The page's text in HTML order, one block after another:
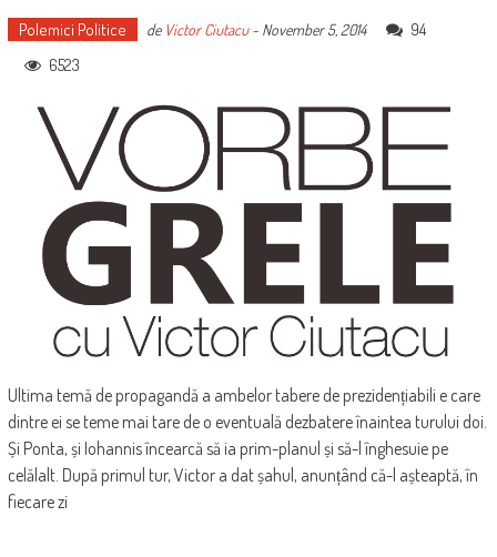
Polemici Politice de Victor Ciutacu- November 5, 2014
94
6523
Ultima temă de propagandă a ambelor tabere de prezidențiabili e care
dintre ei se teme mai tare de o eventuală dezbatere înaintea turului doi.
Și Ponta, și Iohannis încearcă să ia prim-planul și să-l înghesuie pe
celălalt. După primul tur, Victor a dat șahul, anunțând că-l așteaptă, în
fiecare zi